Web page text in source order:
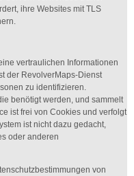
ihre Websites mit TLS
vertraulichen Informationen
der RevolverMaps-Dienst
zu identifizieren.
benötigt werden, und sammelt
ist frei von Cookies und verfolgt
ist nicht dazu gedacht,
oder anderen
von